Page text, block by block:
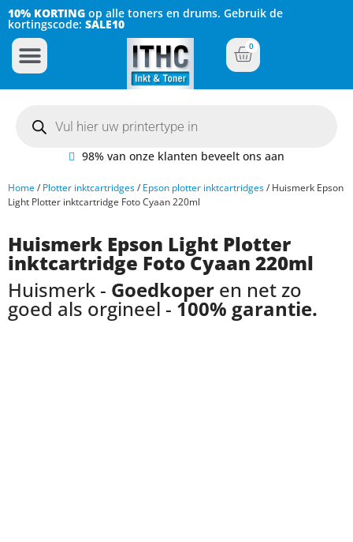
10% KORTING op alle toners en drums. Gebruik de
kortingscode: SALE10
0
98% van onze klanten beveelt ons aan
Home/ Plotter inktcartridges/ Epson plotter inktcartridges/ Huismerk Epson
Light Plotter inktcartridge Foto Cyaan 220ml
Huismerk Epson Light Plotter
inktcartridge Foto Cyaan 220ml
Huismerk - Goedkoper en net zo
goed als orgineel - 100% garantie.